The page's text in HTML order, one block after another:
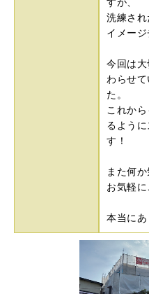
洗練され
イメー
今回は
わらせ
た。
これか
るよう
す！
また何
お気軽に
本当に